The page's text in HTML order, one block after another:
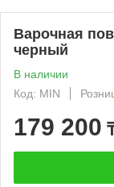
Варочная
черный
В наличии
Код: MIN
179 200